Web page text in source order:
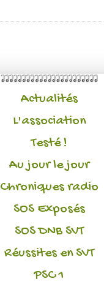
Actualités
L'association
Testé !
Au jour le jour
Chroniques radio
SOS Exposés
SOS DNB SVT
Réussites en SVT
PSC 1